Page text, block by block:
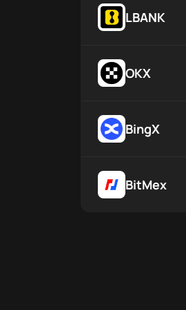
LBANK
OKX
BingX
BitMex